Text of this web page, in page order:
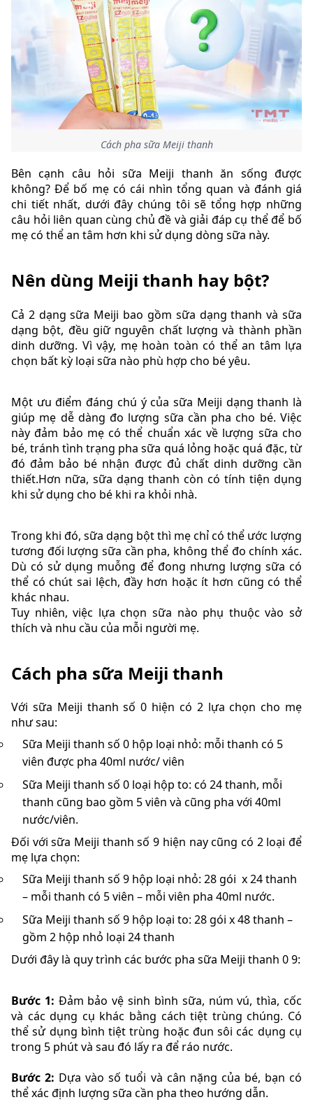
Cách pha sữa Meiji thanh
Bên cạnh câu hỏi sữa Meiji thanh ăn sống được
không? Để bố mẹ có cái nhìn tổng quan và đánh giá
chi tiết nhất, dưới đây chúng tôi sẽ tổng hợp những
câu hỏi liên quan cùng chủ đề và giải đáp cụ thể để bố
mẹ có thể an tâm hơn khi sử dụng dòng sữa này.
Nên dùng Meiji thanh hay bột?
Cả 2 dạng sữa Meiji bao gồm sữa dạng thanh và sữa
dạng bột, đều giữ nguyên chất lượng và thành phần
dinh dưỡng. Vì vậy, mẹ hoàn toàn có thể an tâm lựa
chọn bất kỳ loại sữa nào phù hợp cho bé yêu.
Một ưu điểm đáng chú ý của sữa Meiji dạng thanh là
giúp mẹ dễ dàng đo lượng sữa cần pha cho bé. Việc
này đảm bảo mẹ có thể chuẩn xác về lượng sữa cho
bé, tránh tình trạng pha sữa quá lỏng hoặc quá đặc, từ
đó đảm bảo bé nhận được đủ chất dinh dưỡng cần
thiết.Hơn nữa, sữa dạng thanh còn có tính tiện dụng
khi sử dụng cho bé khi ra khỏi nhà.
Trong khi đó, sữa dạng bột thì mẹ chỉ có thể ước lượng
tương đối lượng sữa cần pha, không thể đo chính xác.
Dù có sử dụng muỗng để đong nhưng lượng sữa có
thể có chút sai lệch, đầy hơn hoặc ít hơn cũng có thể
khác nhau.
Tuy nhiên, việc lựa chọn sữa nào phụ thuộc vào sở
thích và nhu cầu của mỗi người mẹ.
Cách pha sữa Meiji thanh
Với sữa Meiji thanh số 0 hiện có 2 lựa chọn cho mẹ
như sau:
Sữa Meiji thanh số 0 hộp loại nhỏ: mỗi thanh có 5
viên được pha 40ml nước/ viên
Sữa Meiji thanh số 0 loại hộp to: có 24 thanh, mỗi
thanh cũng bao gồm 5 viên và cũng pha với 40ml
nước/viên.
Đối với sữa Meiji thanh số 9 hiện nay cũng có 2 loại để
mẹ lựa chọn:
Sữa Meiji thanh số 9 hộp loại nhỏ: 28 gói x 24 thanh
– mỗi thanh có 5 viên – mỗi viên pha 40ml nước.
Sữa Meiji thanh số 9 hộp loại to: 28 gói x 48 thanh –
gồm 2 hộp nhỏ loại 24 thanh
Dưới đây là quy trình các bước pha sữa Meiji thanh 0 9:
Bước 1: Đảm bảo vệ sinh bình sữa, núm vú, thìa, cốc
và các dụng cụ khác bằng cách tiệt trùng chúng. Có
thể sử dụng bình tiệt trùng hoặc đun sôi các dụng cụ
trong 5 phút và sau đó lấy ra để ráo nước.
Bước 2: Dựa vào số tuổi và cân nặng của bé, bạn có
thể xác định lượng sữa cần pha theo hướng dẫn.